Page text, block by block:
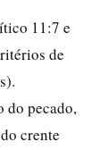
11:7 e
de
do pecado,
crente